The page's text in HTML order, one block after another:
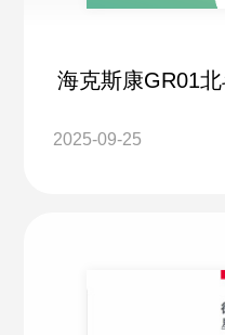
海克斯康GR01
2025-09-25